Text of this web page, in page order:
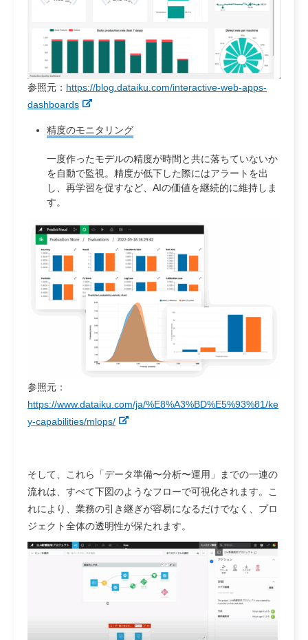
参照元： https://blog.dataiku.com/interactive-web-apps-
dashboards
精度のモニタリング
一度作ったモデルの精度が時間と共に落ちていないか
を自動で監視。精度が低下した際にはアラートを出
し、再学習を促すなど、AIの価値を継続的に維持しま
す。
参照元：
https://www.dataiku.com/ja/%E8%A3%BD%E5%93%81/ke
y-capabilities/mlops/
そして、これら「データ準備〜分析〜運用」までの一連の
流れは、すべて下図のようなフローで可視化されます。こ
れにより、業務の引き継ぎが容易になるだけでなく、プロ
ジェクト全体の透明性が保たれます。